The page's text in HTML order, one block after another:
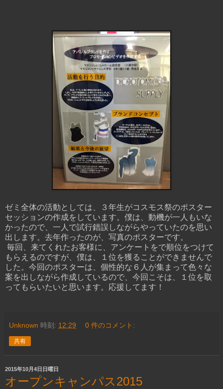
ゼミ全体の活動としては、３年生がコスモス祭のポスター
セッションの作成をしています。僕は、動機が一人もいな
かったので、一人で試行錯誤しながらやっていたのを思い
出します。去年作ったのが、写真のポスターです。
毎回、来てくれたお客様に、アンケートをで順位をつけて
もらえるのですが、僕は、１位を獲ることができませんで
した。今回のポスターは、個性的な６人が集まって色々な
案を出しながら作成しているので、今回こそは、１位を取
ってもらいたいと思います。応援してます！
Unknown 時刻: 12:29 0 件のコメント:
共有
2015年10月4日日曜日
オープンキャンパス2015